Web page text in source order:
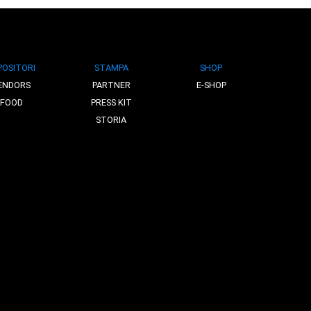
FOOD
STAMPA
PARTNER
PRESS KIT
STORIA
SHOP
E-SHOP